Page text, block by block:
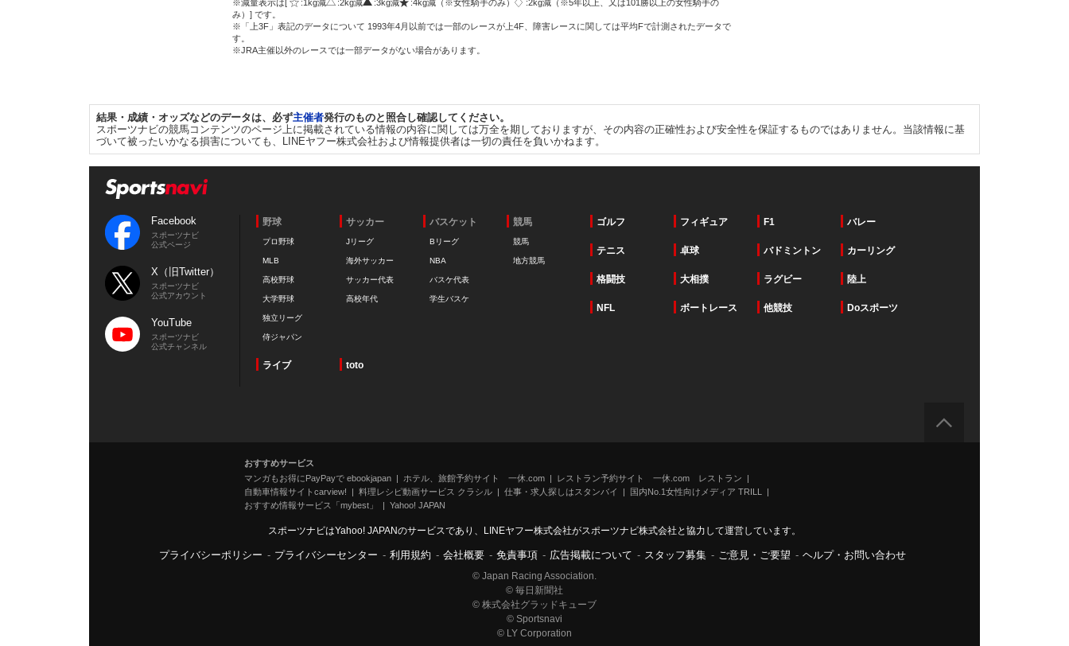
※減量表示は[
:1kg減 :2kg減 :3kg減 :4kg減（※女性騎手のみ）
:2kg減（※5年以上、又は101勝以上の女性騎手の
み）] です。
※「上3F」表記のデータについて 1993年4月以前では一部のレースが上4F、障害レースに関しては平均Fで計測されたデータで
す。
※JRA主催以外のレースでは一部データがない場合があります。
結果・成績・オッズなどのデータは、必ず主催者発行のものと照合し確認してください。
スポーツナビの競馬コンテンツのページ上に掲載されている情報の内容に関しては万全を期しておりますが、その内容の正確性および安全性を保証するものではありません。当該情報に基
づいて被ったいかなる損害についても、LINEヤフー株式会社および情報提供者は一切の責任を負いかねます。
Facebook
スポーツナビ
公式ページ
X（旧Twitter）
スポーツナビ
公式アカウント
YouTube
スポーツナビ
公式チャンネル
野球
プロ野球
MLB
高校野球
大学野球
独立リーグ
侍ジャパン
サッカー
Jリーグ
海外サッカー
サッカー代表
高校年代
バスケット
Bリーグ
NBA
バスケ代表
学生バスケ
競馬
競馬
地方競馬
ゴルフ フィギュア F1 バレー
テニス 卓球 バドミントン カーリング
格闘技 大相撲 ラグビー 陸上
NFL ボートレース 他競技 Doスポーツ
ライブ toto
おすすめサービス
マンガもお得にPayPayで ebookjapan
ホテル、旅館予約サイト 一休.com
レストラン予約サイト 一休.com レストラン
自動車情報サイトcarview!
料理レシピ動画サービス クラシル 仕事・求人探しはスタンバイ
国内No.1女性向けメディア TRILL
おすすめ情報サービス「mybest」
Yahoo! JAPAN
スポーツナビはYahoo! JAPANのサービスであり、LINEヤフー株式会社がスポーツナビ株式会社と協力して運営しています。
プライバシーポリシー - プライバシーセンター - 利用規約 - 会社概要 - 免責事項 - 広告掲載について - スタッフ募集 - ご意見・ご要望 - ヘルプ・お問い合わせ
© Japan Racing Association.
© 毎日新聞社
© 株式会社グラッドキューブ
© Sportsnavi
© LY Corporation